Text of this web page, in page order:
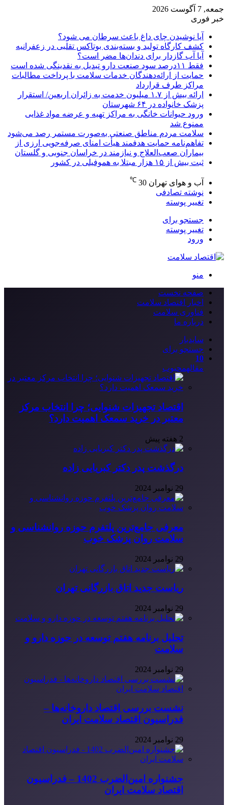
جمعه, 7 آگوست 2026
خبر فوری
آیا نوشیدن چای داغ باعث سرطان می شود؟
کشف کارگاه تولید و بسته‌بندی بوتاکس تقلبی در زعفرانیه
آیا آب گازدار برای دندان‌ها مضر است؟
فقط ۱۱‌درصد سود صنعت دارو تبدیل به نقدینگی شده است
حمایت از ارائه‌دهندگان خدمات سلامت با پرداخت مطالبات
مراکز طرف قرارداد
ارائه بیش از ۱.۷ میلیون خدمت به زائران اربعین/ استقرار
پزشک خانواده در ۶۴ شهرستان
ورود حیوانات خانگی به مراکز تهیه و عرضه مواد غذایی
ممنوع شد
سلامت مردم مناطق صنعتی به‌صورت مستمر رصد می‌شود
تفاهم‌نامه حمایت هدفمند هیأت امنای صرفه‌جویی ارزی از
بیماران صعب‌العلاج و نیازمند در خراسان جنوبی و گلستان
ثبت بیش از ۱۵ هزار مبتلا به هموفیلی در کشور
آب و هوای تهران 30
℃
نوشته تصادفی
تغییر پوسته
جستجو برای
تغییر پوسته
ورود
منو
صفحه نخست
اخبار اقتصاد سلامت
فناوری سلامت
درباره ما
سایدبار
جستجو برای
10
مقالهمحبوب
اقتصاد تجهیزات شنوایی؛ چرا انتخاب مرکز
معتبر در خرید سمعک اهمیت دارد؟
2 هفته پیش
درگذشت پدر دکتر کبریایی زاده
29 نوامبر 2024
معرفی جامع‌ترین پلتفرم حوزه روانشناسی و
سلامت روان پزشک خوب
29 نوامبر 2024
ریاست جدید اتاق بازرگانی تهران
29 نوامبر 2024
تحلیل برنامه هفتم توسعه در حوزه دارو و
سلامت
29 نوامبر 2024
نشست بررسی اقتصاد داروخانه‌ها –
فدراسیون اقتصاد سلامت ایران
29 نوامبر 2024
جشنواره امین‌الضرب 1402 – فدراسیون
اقتصاد سلامت ایران